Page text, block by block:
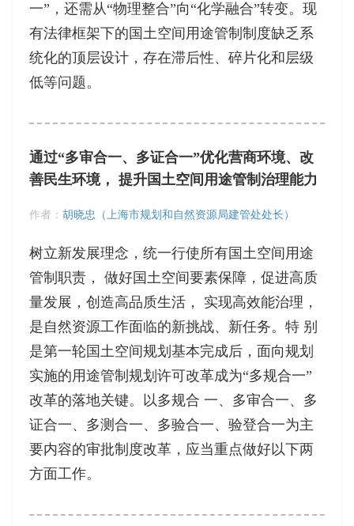
一”，还需从“物理整合”向“化学融合”转变。现
有法律框架下的国土空间用途管制制度缺乏系
统化的顶层设计，存在滞后性、碎片化和层级
低等问题。
通过“多审合一、多证合一”优化营商环境、改
善民生环境， 提升国土空间用途管制治理能力
作者： 胡晓忠（上海市规划和自然资源局建管处处长）
树立新发展理念，统一行使所有国土空间用途
管制职责， 做好国土空间要素保障，促进高质
量发展，创造高品质生活， 实现高效能治理，
是自然资源工作面临的新挑战、新任务。特 别
是第一轮国土空间规划基本完成后，面向规划
实施的用途管制规划许可改革成为“多规合一”
改革的落地关键。以多规合 一、多审合一、多
证合一、多测合一、多验合一、验登合一为主
要内容的审批制度改革，应当重点做好以下两
方面工作。